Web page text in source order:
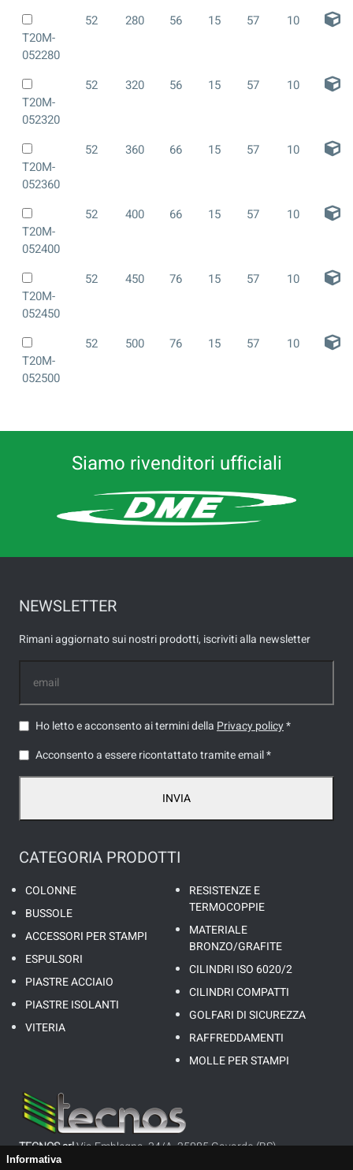
Informativa
T20M-
052280
52 280 56 15 57 10
T20M-
052320
52 320 56 15 57 10
T20M-
052360
52 360 66 15 57 10
T20M-
052400
52 400 66 15 57 10
T20M-
052450
52 450 76 15 57 10
T20M-
052500
52 500 76 15 57 10
Siamo rivenditori ufficiali
TECNOS srlVia Emblegna, 34/A, 25085 Gavardo (BS)
P.I. 01647160983 - REA: BS335952 - CAP. SOC.: 26’000,00 €
CATEGORIA PRODOTTI
COLONNE
BUSSOLE
ACCESSORI PER STAMPI
ESPULSORI
PIASTRE ACCIAIO
PIASTRE ISOLANTI
VITERIA
RESISTENZE E
TERMOCOPPIE
MATERIALE
BRONZO/GRAFITE
CILINDRI ISO 6020/2
CILINDRI COMPATTI
GOLFARI DI SICUREZZA
RAFFREDDAMENTI
MOLLE PER STAMPI
NEWSLETTER
Rimani aggiornato sui nostri prodotti, iscriviti alla newsletter
Ho letto e acconsento ai termini della Privacy policy*
Acconsento a essere ricontattato tramite email *
INVIA